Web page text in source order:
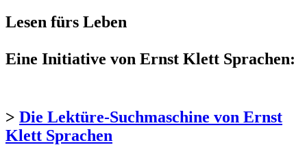
Lesen fürs Leben
Eine Initiative von Ernst Klett Sprachen:
> Die Lektüre-Suchmaschine von Ernst
Klett Sprachen